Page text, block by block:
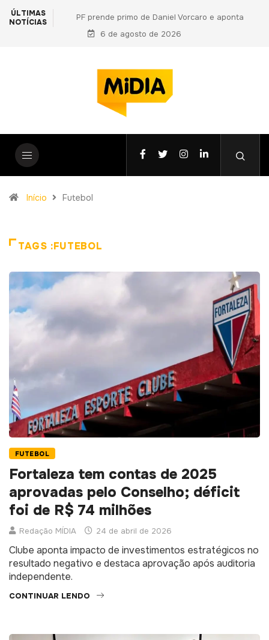
ÚLTIMAS
NOTÍCIAS
PF prende primo de Daniel Vorcaro e aponta
vantagens indevidas a Ciro Nogueira em nova fase
6 de agosto de 2026
Início Futebol
TAGS :FUTEBOL
FUTEBOL
Fortaleza tem contas de 2025
aprovadas pelo Conselho; déficit
foi de R$ 74 milhões
Redação MÍDIA 24 de abril de 2026
Clube aponta impacto de investimentos estratégicos no
resultado negativo e destaca aprovação após auditoria
independente.
CONTINUAR LENDO